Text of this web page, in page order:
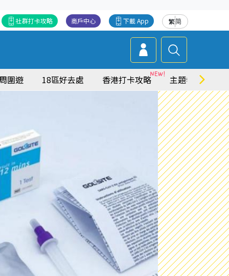
繁简
下載 App
商戶中心
社群打卡攻略
圍遊 18區好去處 香港打卡攻略 主題特集